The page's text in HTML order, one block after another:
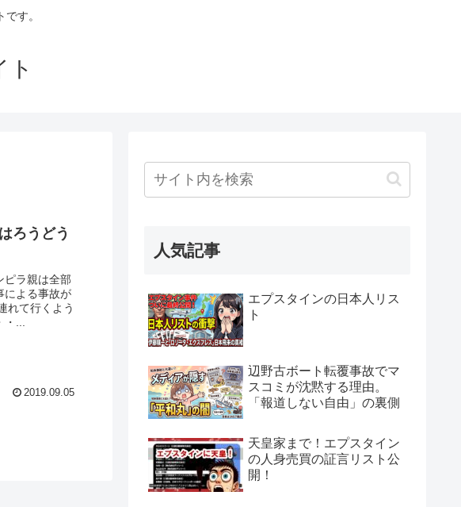
す。
ト
ろうどう
ピラ親は全部
による事故が
れて行くよう
...
2019.09.05
人気記事
エプスタインの日本人リス
ト
辺野古ボート転覆事故でマ
スコミが沈黙する理由。
「報道しない自由」の裏側
天皇家まで！エプスタイン
の人身売買の証言リスト公
開！